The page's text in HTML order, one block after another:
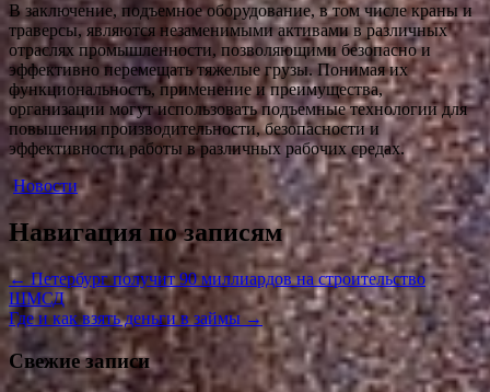
В заключение, подъемное оборудование, в том числе краны и
траверсы, являются незаменимыми активами в различных
отраслях промышленности, позволяющими безопасно и
эффективно перемещать тяжелые грузы. Понимая их
функциональность, применение и преимущества,
организации могут использовать подъемные технологии для
повышения производительности, безопасности и
эффективности работы в различных рабочих средах.
Новости
Навигация по записям
← Петербург получит 90 миллиардов на строительство
ШМСД
Где и как взять деньги в займы →
Свежие записи